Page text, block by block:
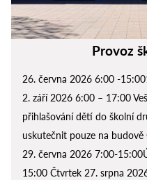
Provoz
26. června 2026 6:00 -
2. září 2026 6:00 – 17:00
přihlašování dětí do školní
uskutečnit pouze na budově
29. června 2026 7:00-
15:00 Čtvrtek 27. srpna